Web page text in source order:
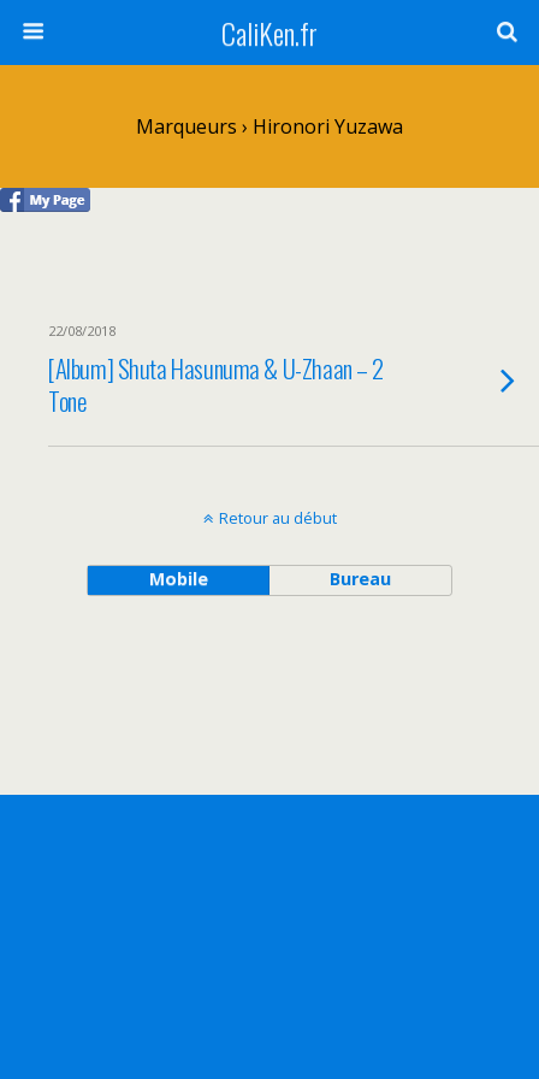
CaliKen.fr
Marqueurs › Hironori Yuzawa
22/08/2018
[Album] Shuta Hasunuma & U-Zhaan – 2
Tone
Retour au début
Mobile Bureau